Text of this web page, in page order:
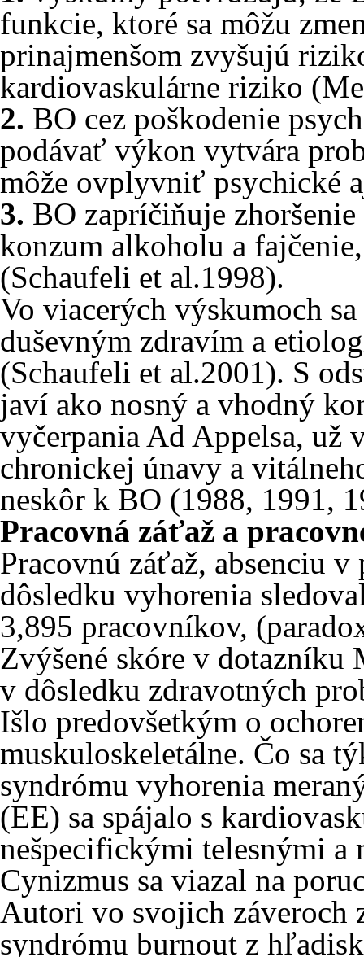
funkcie, ktoré sa môžu
prinajmenšom zvyšujú
kardiovaskulárne riziko
2. BO cez poškodenie
podávať výkon vytvára
môže ovplyvniť psychické
3. BO zapríčiňuje
konzum alkoholu a
(Schaufeli et al.1998).
Vo viacerých výskumoch
duševným zdravím a
(Schaufeli et al.2001). S
javí ako nosný a vhodný
vyčerpania Ad Appelsa, už
chronickej únavy a
neskôr k BO (1988, 1991,
Pracovná záťaž a
Pracovnú záťaž, absenciu
dôsledku vyhorenia
3,895 pracovníkov,
Zvýšené skóre v dotazníku
v dôsledku zdravotných
Išlo predovšetkým o
muskuloskeletálne. Čo sa
syndrómu vyhorenia
(EE) sa spájalo s
nešpecifickými telesnými a
Cynizmus sa viazal na
Autori vo svojich záveroch
syndrómu burnout z